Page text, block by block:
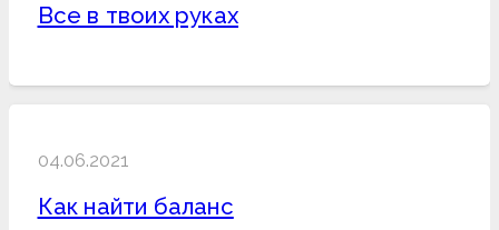
Все в твоих руках
04.06.2021
Как найти баланс